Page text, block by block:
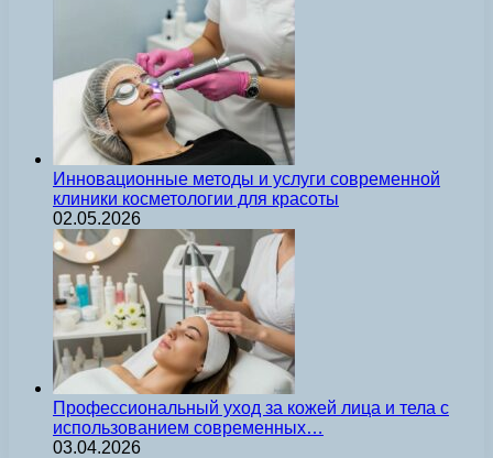
Инновационные методы и услуги современной
клиники косметологии для красоты
02.05.2026
Профессиональный уход за кожей лица и тела с
использованием современных…
03.04.2026